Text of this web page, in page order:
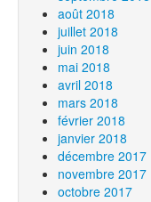
août 2018
juillet 2018
juin 2018
mai 2018
avril 2018
mars 2018
février 2018
janvier 2018
décembre 2017
novembre 2017
octobre 2017